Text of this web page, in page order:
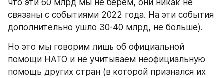
что эти 60 млрд мы не берем, они никак не
связаны с событиями 2022 года. На эти события
дополнительно ушло 30-40 млрд, не больше).
Но это мы говорим лишь об официальной
помощи НАТО и не учитываем неофициальную
помощь других стран (в которой признался их